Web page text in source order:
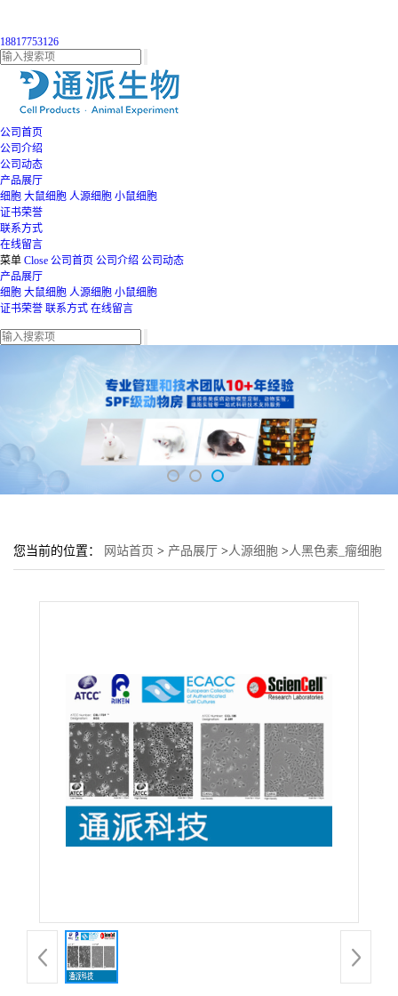
18817753126
公司首页
公司介绍
公司动态
产品展厅
细胞 大鼠细胞 人源细胞 小鼠细胞
证书荣誉
联系方式
在线留言
菜单 Close 公司首页 公司介绍 公司动态
产品展厅
细胞 大鼠细胞 人源细胞 小鼠细胞
证书荣誉 联系方式 在线留言
您当前的位置： 网站首页 > 产品展厅 >人源细胞 >人黑色素_瘤细胞